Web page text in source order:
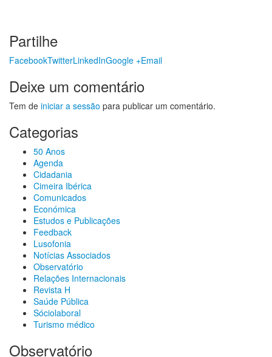
Partilhe
FacebookTwitterLinkedInGoogle +Email
Deixe um comentário
Tem de iniciar a sessão para publicar um comentário.
Categorias
50 Anos
Agenda
Cidadania
Cimeira Ibérica
Comunicados
Económica
Estudos e Publicações
Feedback
Lusofonia
Notícias Associados
Observatório
Relações Internacionais
Revista H
Saúde Pública
Sóciolaboral
Turismo médico
Observatório